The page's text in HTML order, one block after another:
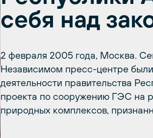
себя над
2 февраля 2005 года, Москва.
Независимом пресс-центре
деятельности правительства
проекта по сооружению ГЭС на
природных комплексов,